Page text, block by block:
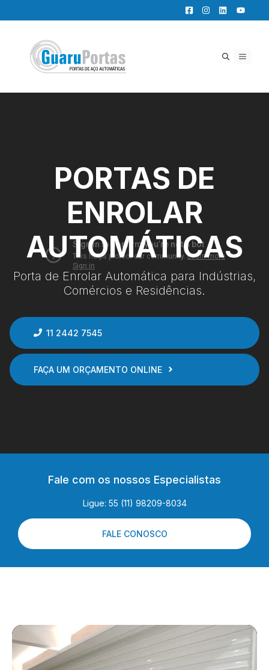
para
conteúdo
MENU
PORTAS DE
ENROLAR
AUTOMÁTICAS
Porta de Enrolar Automática para Indústrias,
Comércios e Residências.
11 2442 7545
FAÇA UM ORÇAMENTO ONLINE
Fale com os nossos Especialistas
Ligue: 55 (11) 98209-8034
FALE CONOSCO